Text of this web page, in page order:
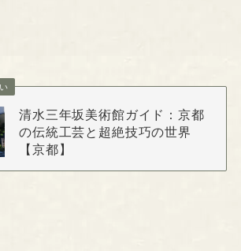
清水三年坂美術館ガイド：京都
の伝統工芸と超絶技巧の世界
【京都】